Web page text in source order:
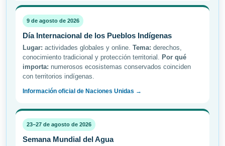
9 de agosto de 2026
Día Internacional de los Pueblos Indígenas
Lugar: actividades globales y online. Tema: derechos,
conocimiento tradicional y protección territorial. Por qué
importa: numerosos ecosistemas conservados coinciden
con territorios indígenas.
Información oficial de Naciones Unidas →
23–27 de agosto de 2026
Semana Mundial del Agua